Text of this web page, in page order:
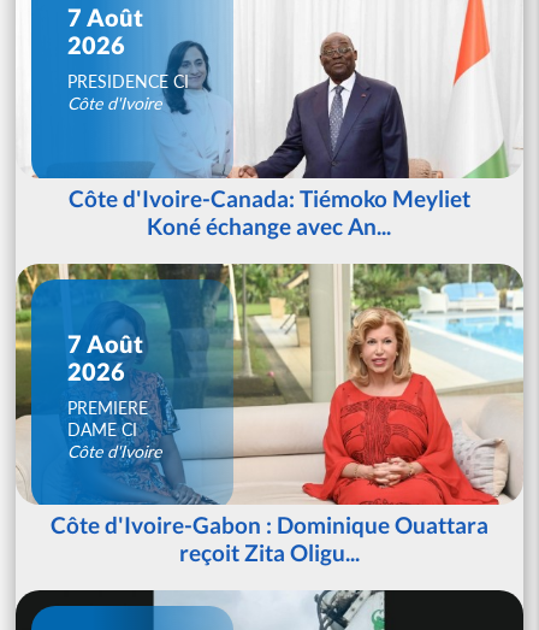
7 Août
2026
PRESIDENCE CI
Côte d'Ivoire
Côte d'Ivoire-Canada: Tiémoko Meyliet
Koné échange avec An...
7 Août
2026
PREMIERE
DAME CI
Côte d'Ivoire
Côte d'Ivoire-Gabon : Dominique Ouattara
reçoit Zita Oligu...